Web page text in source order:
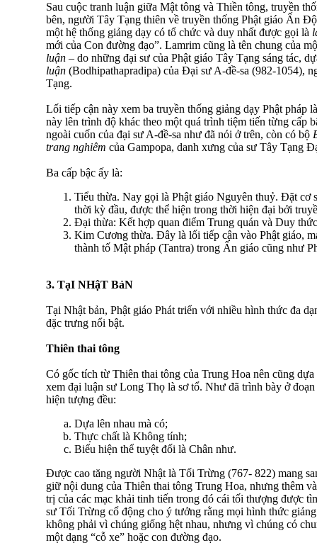
Sau cuộc tranh luận giữa Mật tông và Thiền tông, truyền
bên, người Tây Tạng thiên về truyền thống Phật giáo Ấn
một hệ thống giảng dạy có tổ chức và duy nhất được gọi là
mới của Con đường đạo”. Lamrim cũng là tên chung của
luận – do những đại sư của Phật giáo Tây Tạng sáng tác,
luận (Bodhipathapradipa) của Ðại sư A-đề-sa (982-1054),
Tạng.
Lối tiếp cận này xem ba truyền thống giảng dạy Phật pháp
này lên trình độ khác theo một quá trình tiệm tiến từng cấp
ngoài cuốn của đại sư A-đề-sa như đã nói ở trên, còn có bộ
trang nghiêm của Gampopa, danh xưng của sư Tây Tạng
Ba cấp bậc ấy là:
Tiểu thừa. Nay gọi là Phật giáo Nguyên thuỷ. Ðặt cơ
thời kỳ đầu, được thể hiện trong thời hiện đại bởi
Ðại thừa: Kết hợp quan điểm Trung quán và Duy
Kim Cương thừa. Ðây là lối tiếp cận vào Phật giáo,
thành tố Mật pháp (Tantra) trong Ấn giáo cũng như
3. TạI NHậT BảN
Tại Nhật bản, Phật giáo Phát triển với nhiều hình thức đa
đặc trưng nổi bật.
Thiên thai tông
Có gốc tích từ Thiên thai tông của Trung Hoa nên cũng
xem đại luận sư Long Thọ là sơ tổ. Như đã trình bày ở
hiện tượng đều:
Dựa lên nhau mà có;
Thực chất là Không tính;
Biểu hiện thể tuyệt đối là Chân như.
Ðược cao tăng người Nhật là Tối Trừng (767- 822) mang
giữ nội dung của Thiên thai tông Trung Hoa, nhưng thêm
trị của các mạc khải tinh tiến trong đó cái tối thượng được
sư Tối Trừng cổ động cho ý tưởng rằng mọi hình thức
không phải vì chúng giống hệt nhau, nhưng vì chúng có
một dạng “cỗ xe” hoặc con đường đạo.